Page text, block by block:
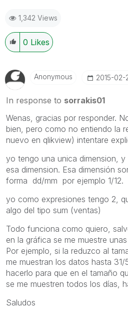
1,342 Views
0 Likes
Anonymous ‎2015-02-
In response to sorrakis01
Wenas, gracias por responder.
bien, pero como no entiendo la
nuevo en qlikview) intentare
yo tengo una unica dimension,
esa dimension. Esa dimensión
forma dd/mm por ejemplo 1/12.
yo como expresiones tengo 2,
algo del tipo sum (ventas)
Todo funciona como quiero,
en la gráfica se me muestre
Por ejemplo, si la reduzco al
me muestran los datos hasta
hacerlo para que en el tamaño
se me muestren todos los días,
Saludos